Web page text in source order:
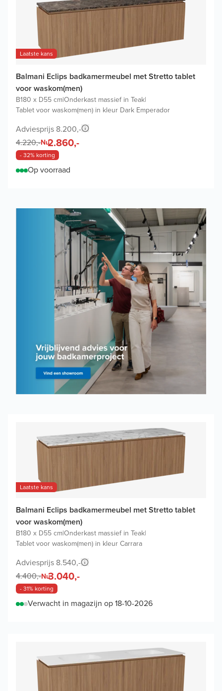
Laatste kans
Balmani Eclips badkamermeubel met Stretto tablet
voor waskom(men)
B180 x D55 cm|Onderkast massief in Teak|
Tablet voor waskom(men) in kleur Dark Emperador
Adviesprijs 8.200,-
4.220,-Nu2.860,-
- 32% korting
Op voorraad
Laatste kans
Balmani Eclips badkamermeubel met Stretto tablet
voor waskom(men)
B180 x D55 cm|Onderkast massief in Teak|
Tablet voor waskom(men) in kleur Carrara
Adviesprijs 8.540,-
4.400,-Nu3.040,-
- 31% korting
Verwacht in magazijn op 18-10-2026